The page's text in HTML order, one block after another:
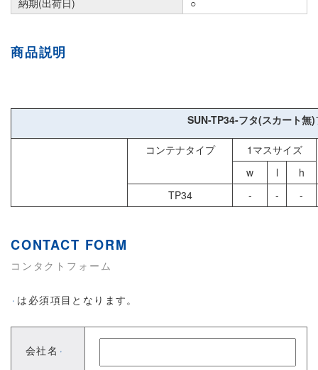
納期(出荷日)
○
商品説明
SUN-TP34-フタ(スカート無)
コンテナタイプ
1マスサイズ
w
l
h
TP34
- - -
CONTACT FORM
コンタクトフォーム
※ は必須項目となります。
会社名 ※